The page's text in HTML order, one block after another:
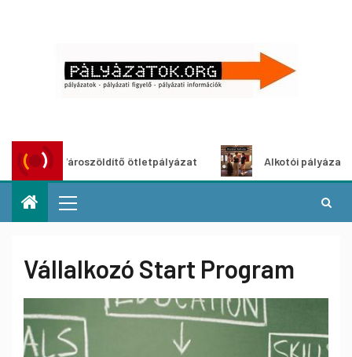
Városzöldítő ötletpályázat Alkotói pályázat
Vállalkozó Start Program